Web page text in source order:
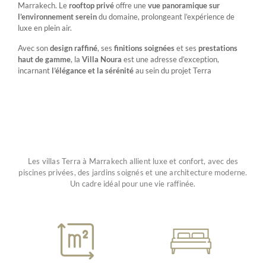
Marrakech. Le rooftop privéoffreunevue panoramiquesur
l’environnementsereindudomaine, prolongeant l’expériencede
luxeen pleinair.
Avecsondesign raffiné, ses finitionssoignéesetses prestations
hautdegamme, la Villa Noura estuneadressed’exception,
incarnant l’éléganceet la sérénitéauseindu projetTerra
Les villas Terra à Marrakech allient luxe et confort, avec des
piscines privées, des jardins soignés et une architecture moderne.
Un cadre idéal pour une vie raffinée.